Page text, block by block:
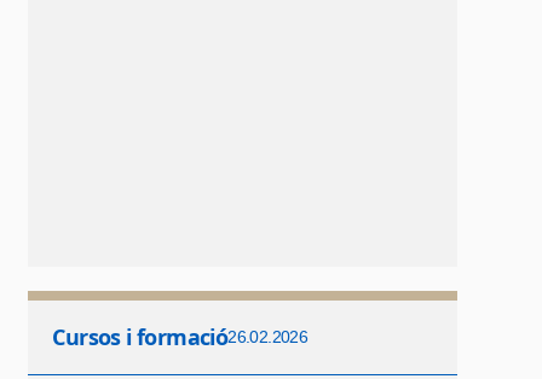
Cursos i formació26.02.2026